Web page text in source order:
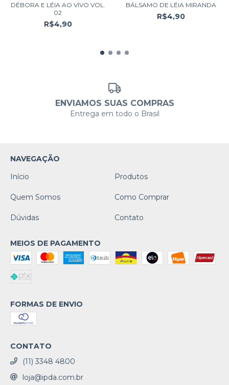
DÉBORA E LÉIA AO VIVO VOL.
02
R$4,90
BÁLSAMO DE LÉIA MIRANDA
R$4,90
ENVIAMOS SUAS COMPRAS
Entrega em todo o Brasil
NAVEGAÇÃO
Início
Produtos
Quem Somos Como Comprar
Dúvidas Contato
MEIOS DE PAGAMENTO
FORMAS DE ENVIO
CONTATO
(11) 3348 4800
loja@ipda.com.br